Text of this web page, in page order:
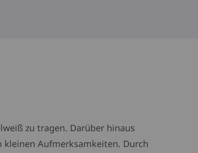
zu tragen. Darüber hinaus
Aufmerksamkeiten. Durch